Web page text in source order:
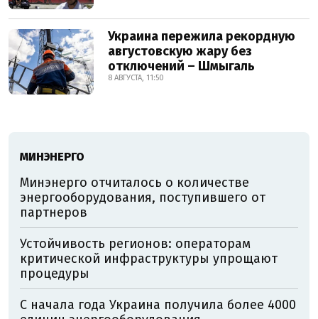
Украина пережила рекордную
августовскую жару без
отключений – Шмыгаль
8 АВГУСТА, 11:50
МИНЭНЕРГО
Минэнерго отчиталось о количестве
энергооборудования, поступившего от
партнеров
Устойчивость регионов: операторам
критической инфраструктуры упрощают
процедуры
С начала года Украина получила более 4000